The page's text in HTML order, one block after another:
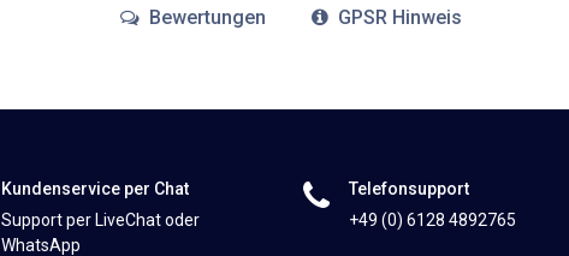
Bewertungen GPSR Hinweis
Kundenservice per Chat
Support per LiveChat oder
WhatsApp
Telefonsupport
+49 (0) 6128 4892765